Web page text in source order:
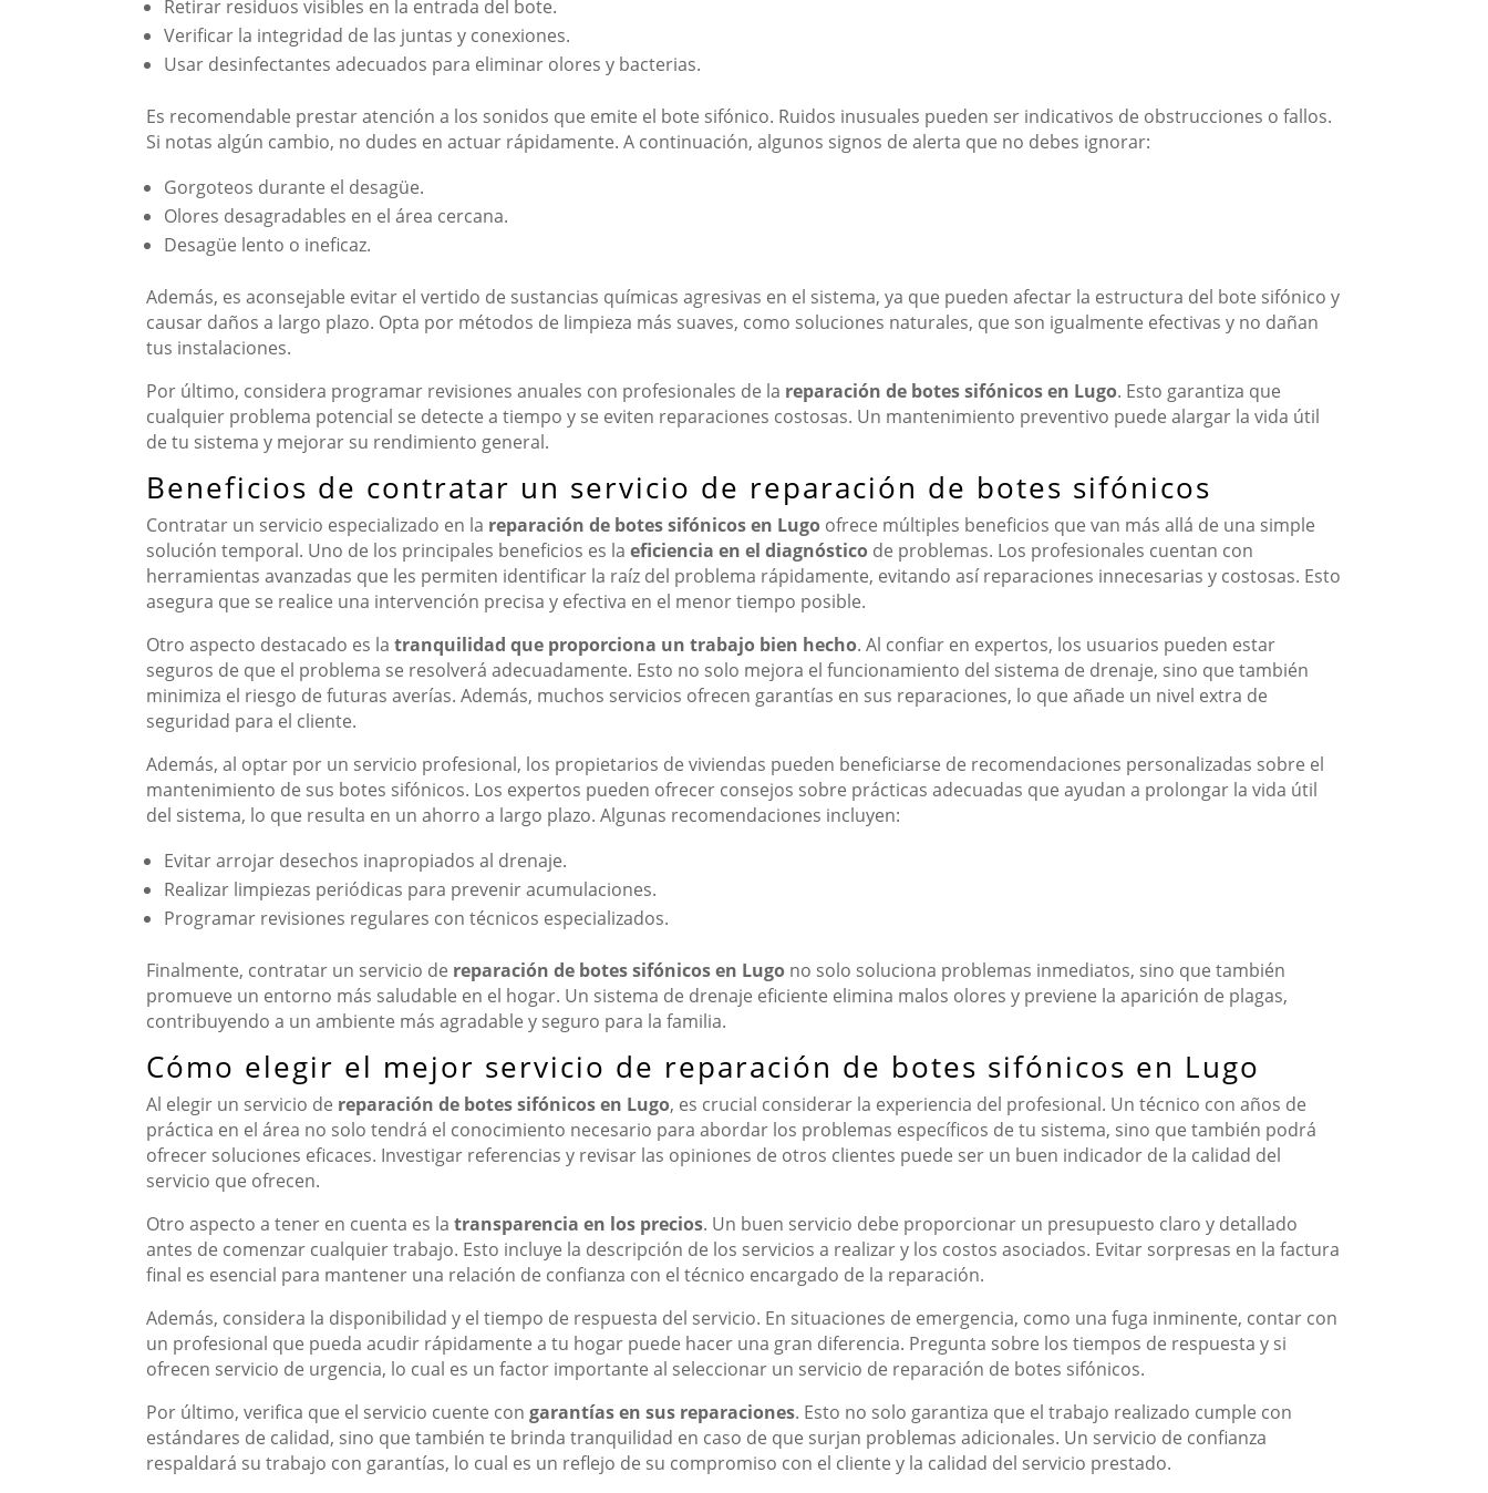
Retirar residuos visibles en la entrada del bote.
Verificar la integridad de las juntas y conexiones.
Usar desinfectantes adecuados para eliminar olores y bacterias.
Es recomendable prestar atención a los sonidos que emite el bote sifónico. Ruidos inusuales pueden ser indicativos de obstrucciones o fallos.
Si notas algún cambio, no dudes en actuar rápidamente. A continuación, algunos signos de alerta que no debes ignorar:
Gorgoteos durante el desagüe.
Olores desagradables en el área cercana.
Desagüe lento o ineficaz.
Además, es aconsejable evitar el vertido de sustancias químicas agresivas en el sistema, ya que pueden afectar la estructura del bote sifónico y
causar daños a largo plazo. Opta por métodos de limpieza más suaves, como soluciones naturales, que son igualmente efectivas y no dañan
tus instalaciones.
Por último, considera programar revisiones anuales con profesionales de la reparación de botes sifónicos en Lugo. Esto garantiza que
cualquier problema potencial se detecte a tiempo y se eviten reparaciones costosas. Un mantenimiento preventivo puede alargar la vida útil
de tu sistema y mejorar su rendimiento general.
Beneficios de contratar un servicio de reparación de botes sifónicos
Contratar un servicio especializado en la reparación de botes sifónicos en Lugo ofrece múltiples beneficios que van más allá de una simple
solución temporal. Uno de los principales beneficios es la eficiencia en el diagnóstico de problemas. Los profesionales cuentan con
herramientas avanzadas que les permiten identificar la raíz del problema rápidamente, evitando así reparaciones innecesarias y costosas. Esto
asegura que se realice una intervención precisa y efectiva en el menor tiempo posible.
Otro aspecto destacado es la tranquilidad que proporciona un trabajo bien hecho. Al confiar en expertos, los usuarios pueden estar
seguros de que el problema se resolverá adecuadamente. Esto no solo mejora el funcionamiento del sistema de drenaje, sino que también
minimiza el riesgo de futuras averías. Además, muchos servicios ofrecen garantías en sus reparaciones, lo que añade un nivel extra de
seguridad para el cliente.
Además, al optar por un servicio profesional, los propietarios de viviendas pueden beneficiarse de recomendaciones personalizadas sobre el
mantenimiento de sus botes sifónicos. Los expertos pueden ofrecer consejos sobre prácticas adecuadas que ayudan a prolongar la vida útil
del sistema, lo que resulta en un ahorro a largo plazo. Algunas recomendaciones incluyen:
Evitar arrojar desechos inapropiados al drenaje.
Realizar limpiezas periódicas para prevenir acumulaciones.
Programar revisiones regulares con técnicos especializados.
Finalmente, contratar un servicio de reparación de botes sifónicos en Lugo no solo soluciona problemas inmediatos, sino que también
promueve un entorno más saludable en el hogar. Un sistema de drenaje eficiente elimina malos olores y previene la aparición de plagas,
contribuyendo a un ambiente más agradable y seguro para la familia.
Cómo elegir el mejor servicio de reparación de botes sifónicos en Lugo
Al elegir un servicio de reparación de botes sifónicos en Lugo, es crucial considerar la experiencia del profesional. Un técnico con años de
práctica en el área no solo tendrá el conocimiento necesario para abordar los problemas específicos de tu sistema, sino que también podrá
ofrecer soluciones eficaces. Investigar referencias y revisar las opiniones de otros clientes puede ser un buen indicador de la calidad del
servicio que ofrecen.
Otro aspecto a tener en cuenta es la transparencia en los precios. Un buen servicio debe proporcionar un presupuesto claro y detallado
antes de comenzar cualquier trabajo. Esto incluye la descripción de los servicios a realizar y los costos asociados. Evitar sorpresas en la factura
final es esencial para mantener una relación de confianza con el técnico encargado de la reparación.
Además, considera la disponibilidad y el tiempo de respuesta del servicio. En situaciones de emergencia, como una fuga inminente, contar con
un profesional que pueda acudir rápidamente a tu hogar puede hacer una gran diferencia. Pregunta sobre los tiempos de respuesta y si
ofrecen servicio de urgencia, lo cual es un factor importante al seleccionar un servicio de reparación de botes sifónicos.
Por último, verifica que el servicio cuente con garantías en sus reparaciones. Esto no solo garantiza que el trabajo realizado cumple con
estándares de calidad, sino que también te brinda tranquilidad en caso de que surjan problemas adicionales. Un servicio de confianza
respaldará su trabajo con garantías, lo cual es un reflejo de su compromiso con el cliente y la calidad del servicio prestado.